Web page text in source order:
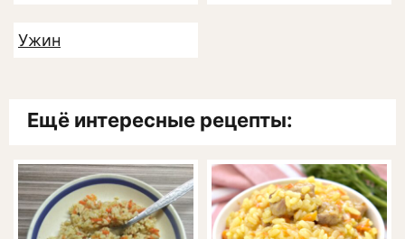
Ужин
Ещё интересные рецепты: